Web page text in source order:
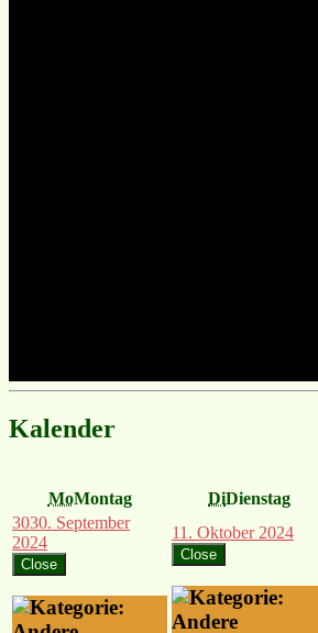
Kalender
MoMontag DiDienstag
3030. September
2024
Close
11. Oktober 2024
Close